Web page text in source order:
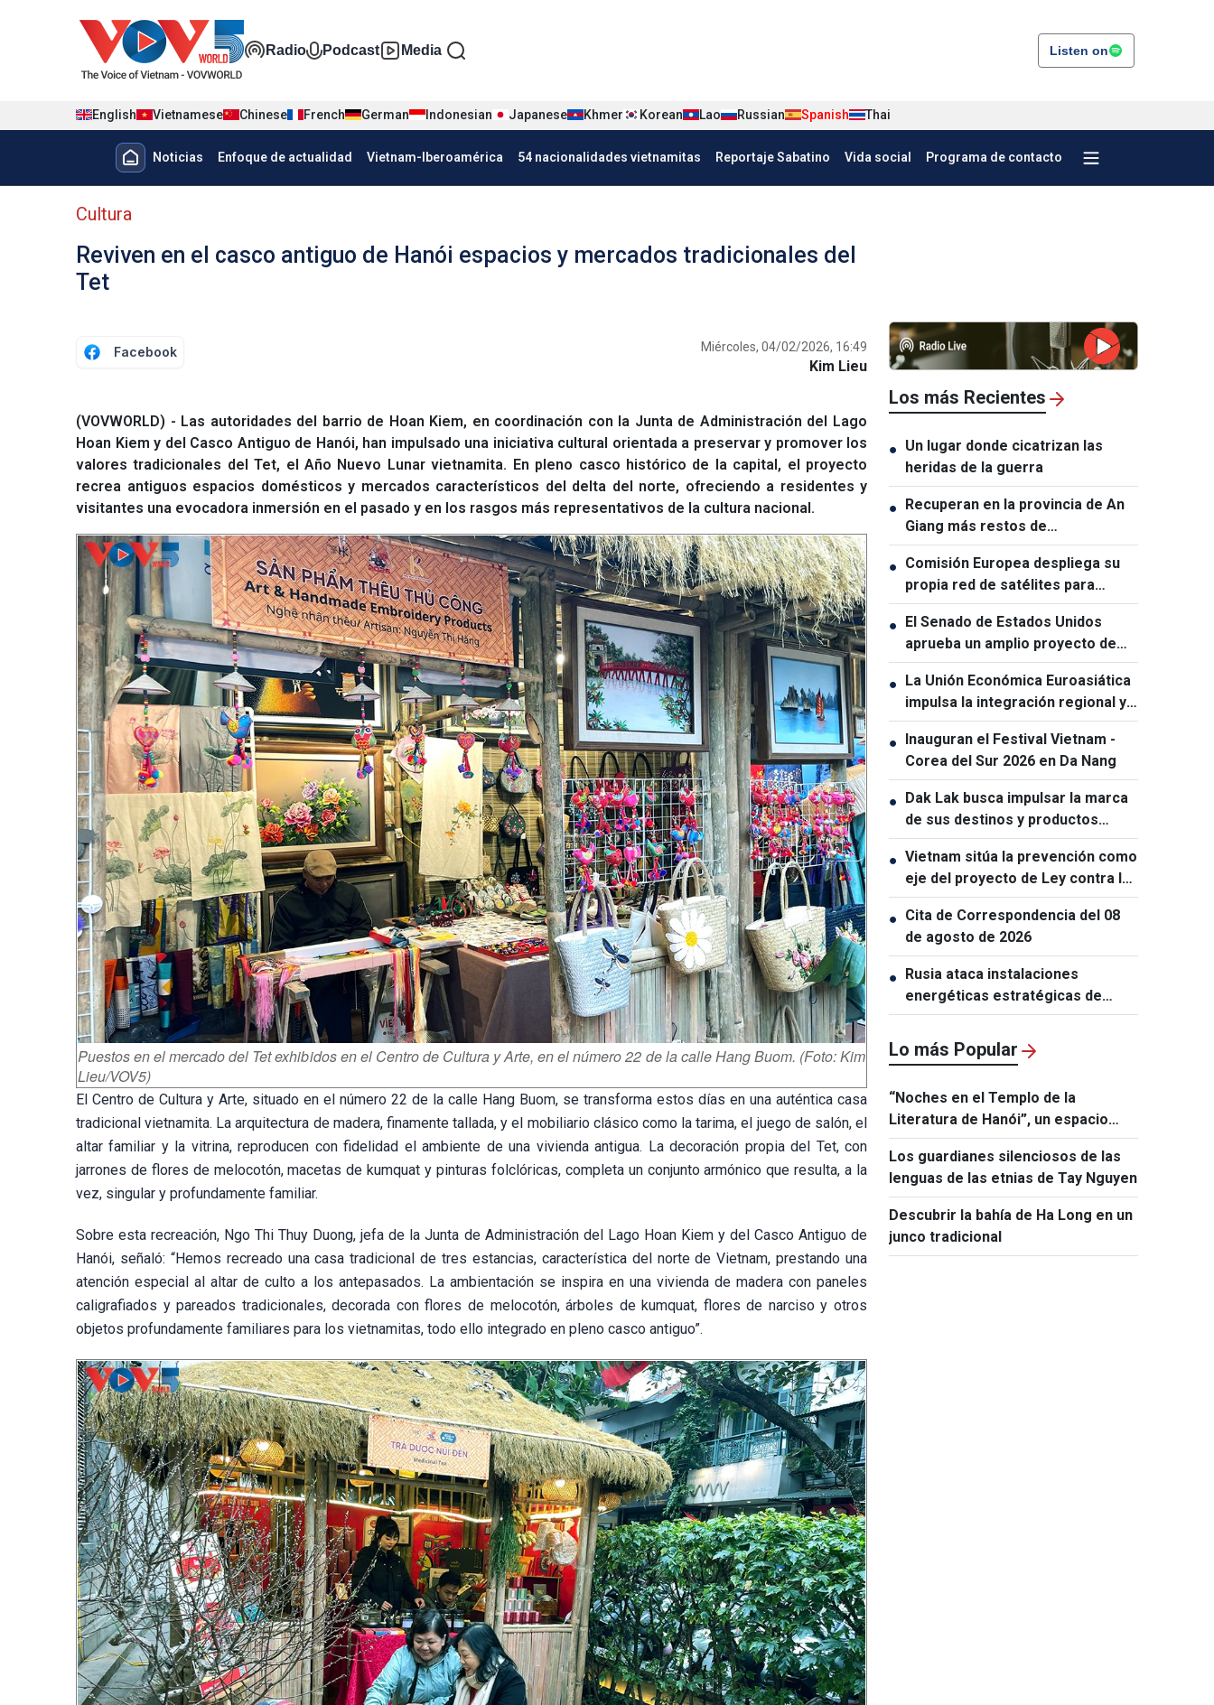
Đa phương tiện tiếng Tây ban nha
Radio Podcast Media Listen on
English Vietnamese Chinese French German Indonesian Japanese Khmer Korean Lao Russian Spanish Thai
Menu trang chủ tiếng Tây Ban Nha
Noticias Enfoque de actualidad Vietnam-Iberoamérica 54 nacionalidades vietnamitas Reportaje Sabatino Vida social Programa de contacto
Menu phụ tiếng Tây ban nha
Cultura
Reviven en el casco antiguo de Hanói espacios y mercados tradicionales del
Tet
Facebook Miércoles, 04/02/2026, 16:49
Kim Lieu
(VOVWORLD) - Las autoridades del barrio de Hoan Kiem, en coordinación con la Junta de Administración del Lago
Hoan Kiem y del Casco Antiguo de Hanói, han impulsado una iniciativa cultural orientada a preservar y promover los
valores tradicionales del Tet, el Año Nuevo Lunar vietnamita. En pleno casco histórico de la capital, el proyecto
recrea antiguos espacios domésticos y mercados característicos del delta del norte, ofreciendo a residentes y
visitantes una evocadora inmersión en el pasado y en los rasgos más representativos de la cultura nacional.
Puestos en el mercado del Tet exhibidos en el Centro de Cultura y Arte, en el número 22 de la calle Hang Buom. (Foto: Kim
Lieu/VOV5)
El Centro de Cultura y Arte, situado en el número 22 de la calle Hang Buom, se transforma estos días en una auténtica casa
tradicional vietnamita. La arquitectura de madera, finamente tallada, y el mobiliario clásico como la tarima, el juego de salón, el
altar familiar y la vitrina, reproducen con fidelidad el ambiente de una vivienda antigua. La decoración propia del Tet, con
jarrones de flores de melocotón, macetas de kumquat y pinturas folclóricas, completa un conjunto armónico que resulta, a la
vez, singular y profundamente familiar.
Sobre esta recreación, Ngo Thi Thuy Duong, jefa de la Junta de Administración del Lago Hoan Kiem y del Casco Antiguo de
Hanói, señaló: “Hemos recreado una casa tradicional de tres estancias, característica del norte de Vietnam, prestando una
atención especial al altar de culto a los antepasados. La ambientación se inspira en una vivienda de madera con paneles
caligrafiados y pareados tradicionales, decorada con flores de melocotón, árboles de kumquat, flores de narciso y otros
objetos profundamente familiares para los vietnamitas, todo ello integrado en pleno casco antiguo”.
Los más Recientes
● Un lugar donde cicatrizan las
heridas de la guerra
● Recuperan en la provincia de An
Giang más restos de
combatientes caídos
● Comisión Europea despliega su
propia red de satélites para
reforzar la soberanía digital
● El Senado de Estados Unidos
aprueba un amplio proyecto de
ley de sanciones contra Rusia
● La Unión Económica Euroasiática
impulsa la integración regional y
amplía la cooperación con sus
socios
● Inauguran el Festival Vietnam -
Corea del Sur 2026 en Da Nang
● Dak Lak busca impulsar la marca
de sus destinos y productos
turísticos
● Vietnam sitúa la prevención como
eje del proyecto de Ley contra la
Proliferación de Armas de
Destrucción Masiva
● Cita de Correspondencia del 08
de agosto de 2026
● Rusia ataca instalaciones
energéticas estratégicas de
Ucrania
Lo más Popular
“Noches en el Templo de la
Literatura de Hanói”, un espacio
donde convergen tradición y
tecnología
Los guardianes silenciosos de las
lenguas de las etnias de Tay Nguyen
Descubrir la bahía de Ha Long en un
junco tradicional